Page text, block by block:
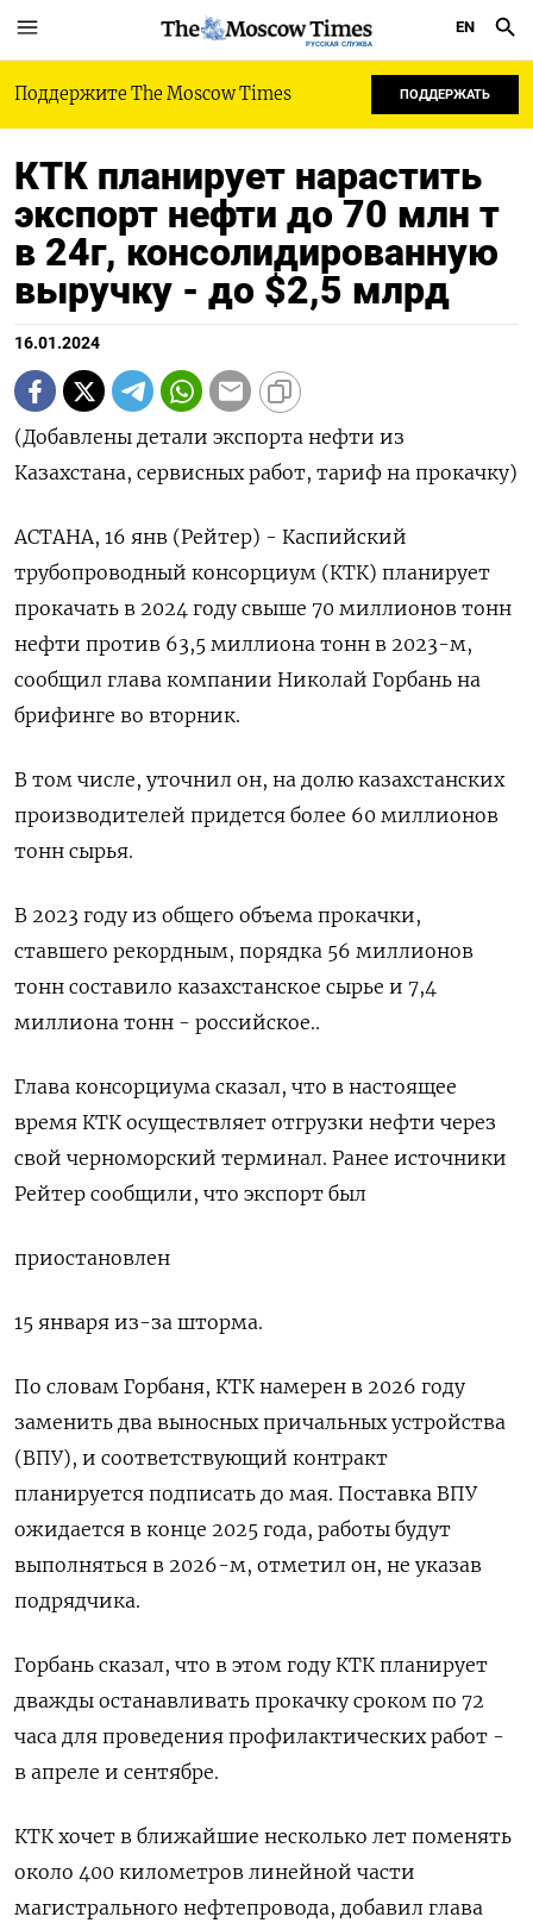
РУССКАЯ СЛУЖБА
EN
Поддержите The Moscow Times ПОДДЕРЖАТЬ
КТК планирует нарастить
экспорт нефти до 70 млн т
в 24г, консолидированную
выручку - до $2,5 млрд
16.01.2024
(Добавлены детали экспорта нефти из
Казахстана, сервисных работ, тариф на прокачку)
АСТАНА, 16 янв (Рейтер) - Каспийский
трубопроводный консорциум (КТК) планирует
прокачать в 2024 году свыше 70 миллионов тонн
нефти против 63,5 миллиона тонн в 2023-м,
сообщил глава компании Николай Горбань на
брифинге во вторник.
В том числе, уточнил он, на долю казахстанских
производителей придется более 60 миллионов
тонн сырья.
В 2023 году из общего объема прокачки,
ставшего рекордным, порядка 56 миллионов
тонн составило казахстанское сырье и 7,4
миллиона тонн - российское..
Глава консорциума сказал, что в настоящее
время КТК осуществляет отгрузки нефти через
свой черноморский терминал. Ранее источники
Рейтер сообщили, что экспорт был
приостановлен
15 января из-за шторма.
По словам Горбаня, КТК намерен в 2026 году
заменить два выносных причальных устройства
(ВПУ), и соответствующий контракт
планируется подписать до мая. Поставка ВПУ
ожидается в конце 2025 года, работы будут
выполняться в 2026-м, отметил он, не указав
подрядчика.
Горбань сказал, что в этом году КТК планирует
дважды останавливать прокачку сроком по 72
часа для проведения профилактических работ -
в апреле и сентябре.
КТК хочет в ближайшие несколько лет поменять
около 400 километров линейной части
магистрального нефтепровода, добавил глава